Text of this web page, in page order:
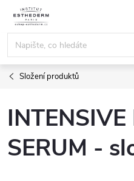
obsah
Složení produktů
SERUM -